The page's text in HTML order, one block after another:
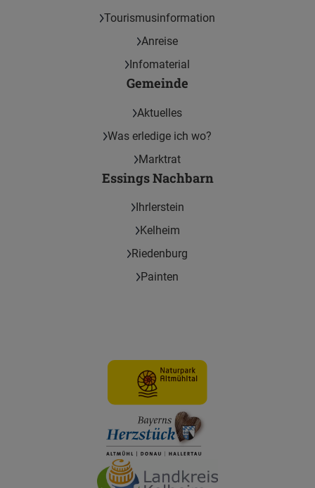
Tourismusinformation
Anreise
Infomaterial
Gemeinde
Aktuelles
Was erledige ich wo?
Marktrat
Essings Nachbarn
Ihrlerstein
Kelheim
Riedenburg
Painten